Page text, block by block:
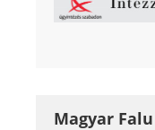
Magyar